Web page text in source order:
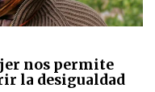
nos permite
la desigualdad